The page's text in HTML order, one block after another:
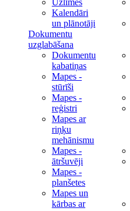
Uzlīmes
Kalendāri
un plānotāji
Dokumentu
uzglabāšana
Dokumentu
kabatiņas
Mapes -
stūrīši
Mapes -
reģistri
Mapes ar
riņķu
mehānismu
Mapes -
ātršuvēji
Mapes -
planšetes
Mapes un
kārbas ar